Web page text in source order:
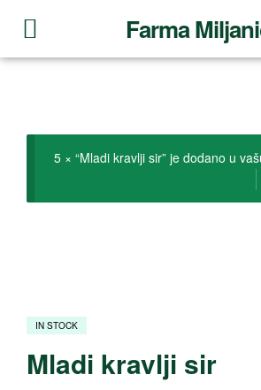
Farma
5 × “Mladi kravlji sir” je dodano u
IN STOCK
Mladi kravlji sir